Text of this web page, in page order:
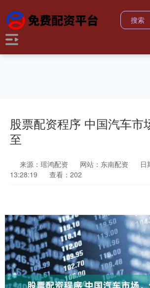
股票配资程序 中国汽车市
至
来源：瑶鸿配资 网站：东南配资
日
13:28:19
查看：202